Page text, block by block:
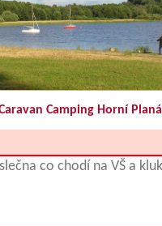
Camping Horní Planá